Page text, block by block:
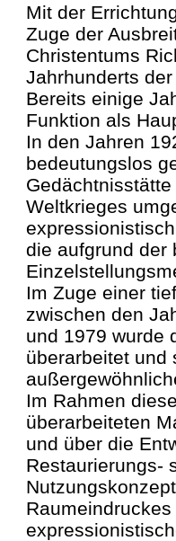
Mit der
Zuge der
Christentums
Jahrhunderts
Bereits einige
Funktion als
In den Jahren
bedeutungslos
Weltkrieges
die aufgrund der
Im Zuge einer
zwischen den
und 1979 wurde
überarbeitet und
Im Rahmen
überarbeiteten
und über die
Restaurierungs-